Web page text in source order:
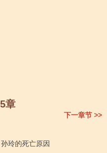
章
下一章节 >>
原因